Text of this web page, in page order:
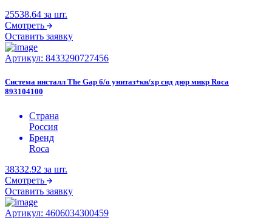
25538.64 за шт.
Смотреть
Оставить заявку
Артикул: 8433290727456
Система инсталл The Gap б/о унитаз+кн/хр сид дюр микр Roca
893104100
Страна
Россия
Бренд
Roca
38332.92 за шт.
Смотреть
Оставить заявку
Артикул: 4606034300459